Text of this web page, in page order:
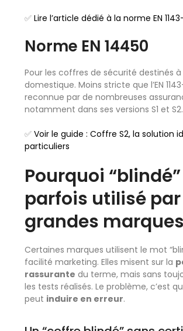
✅Lire l’article dédié à la norme EN
Norme EN 14450
Pour les coffres de sécurité destinés
domestique. Moins stricte que l’EN
reconnue par de nombreuses
notamment dans ses versions S1 et S2.
✅Voir le guide : Coffre S2, la solution
particuliers
Pourquoi
parfois utilisé
grandes marques
Certaines marques utilisent le mot
facilité marketing. Elles misent sur la
rassurante du terme, mais sans
les tests réalisés. Le problème, c’est
peut induire en erreur.